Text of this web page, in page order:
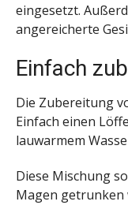
eingesetzt.
angereicherte
Einfach
Die Zubereitung
Einfach einen
lauwarmem
Diese Mischung
Magen getrunken